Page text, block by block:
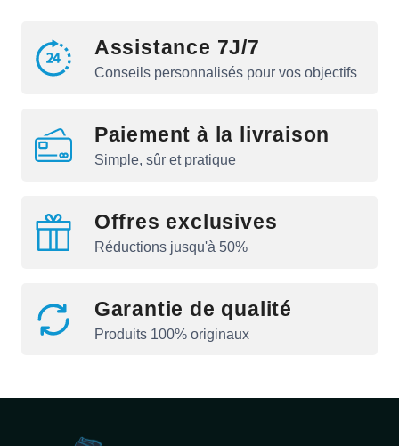
Assistance 7J/7
Conseils personnalisés pour vos objectifs
Paiement à la livraison
Simple, sûr et pratique
Offres exclusives
Réductions jusqu'à 50%
Garantie de qualité
Produits 100% originaux